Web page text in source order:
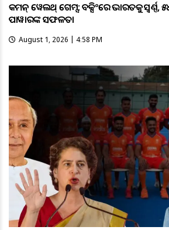
କମନ୍ ୱେଲଥ୍ ଗେମ୍ସ: ବକ୍ସିଂରେ ଭାରତକୁ ସ୍ବର୍ଣ୍ଣ,
ପାୱାରଙ୍କ ସଫଳତା
August 1, 2026 | 4:58 PM